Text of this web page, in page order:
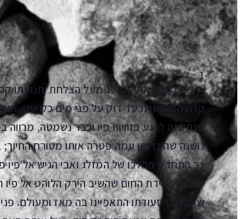
Aa קראו
1
.
אבי הניף את המזלג מעל הצלחת ותנועתו
קרח המופשרת עד דוק על פני מים כלואים,
שנתלתה לרגע בזוויות פיו וכבר נשמטה,
נושנה שהיכרותו עמה פטרה אותו מטורח
כך התחדש מהלכו של המזלג ואבי הגיש אל
מאטה במידת החום שהשיב הירק הלוהט אל
שדקדוקי סעודתו התאפיינו בה מאז ומעולם.